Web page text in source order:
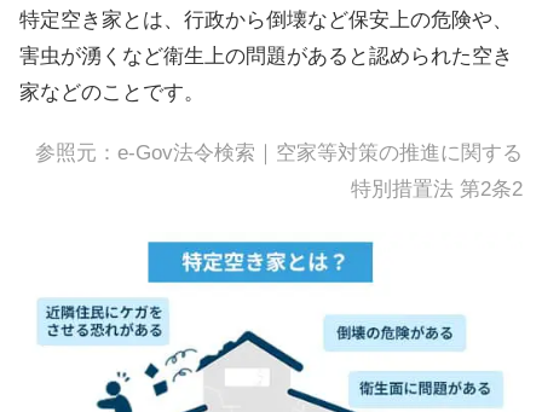
特定空き家とは、行政から倒壊など保安上の危険や、
害虫が湧くなど衛生上の問題があると認められた空き
家などのことです。
参照元： e-Gov法令検索｜空家等対策の推進に関する
特別措置法 第2条2